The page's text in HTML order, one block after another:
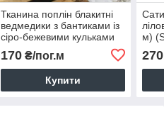
Тканина поплін блакитні
ведмедики з бантиками із
сіро-бежевими кульками
на білому (ТУРЦІЯ шир.
2,4 м) (R-FR-0865)
170₴/пог.м
Купити
м)
270